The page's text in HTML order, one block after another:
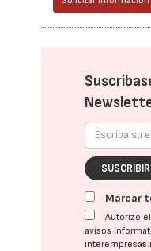
Marcar
Autorizo
avisos